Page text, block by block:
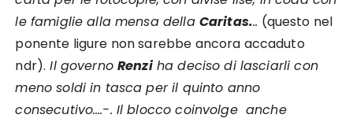
le famiglie alla mensa della Caritas... (questo nel
ponente ligure non sarebbe ancora accaduto
ndr). Il governoRenziha deciso di lasciarli con
meno soldi in tasca per il quinto anno
consecutivo….-. Il blocco coinvolge anche